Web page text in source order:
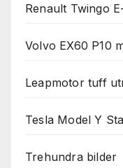
Renault Twingo
Volvo EX60 P10
Leapmotor tuff
Tesla Model Y
Trehundra bilder